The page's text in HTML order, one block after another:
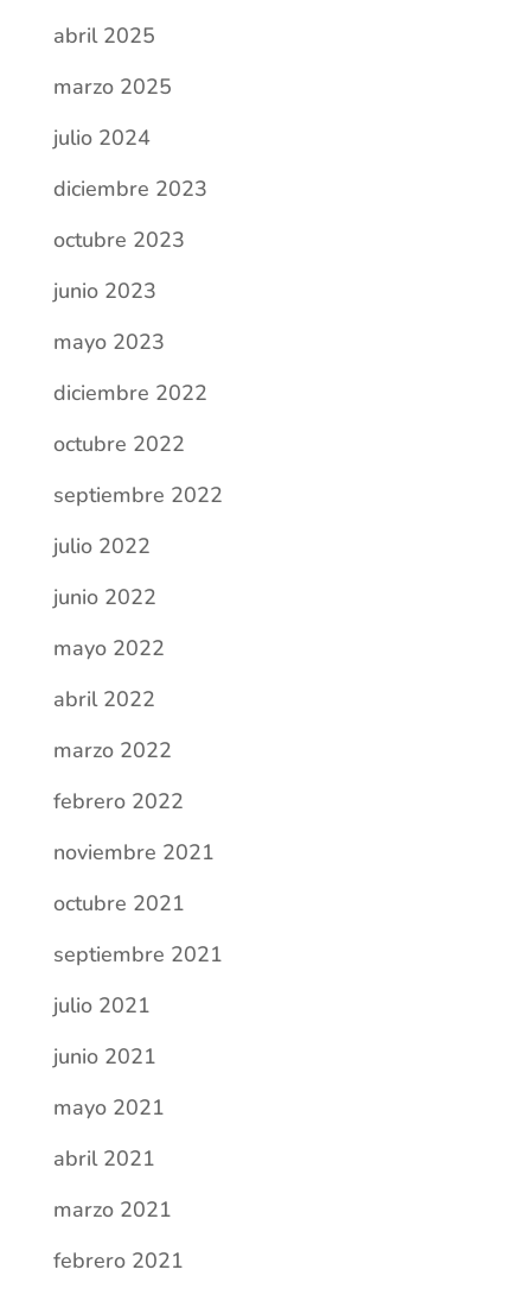
abril 2025
marzo 2025
julio 2024
diciembre 2023
octubre 2023
junio 2023
mayo 2023
diciembre 2022
octubre 2022
septiembre 2022
julio 2022
junio 2022
mayo 2022
abril 2022
marzo 2022
febrero 2022
noviembre 2021
octubre 2021
septiembre 2021
julio 2021
junio 2021
mayo 2021
abril 2021
marzo 2021
febrero 2021